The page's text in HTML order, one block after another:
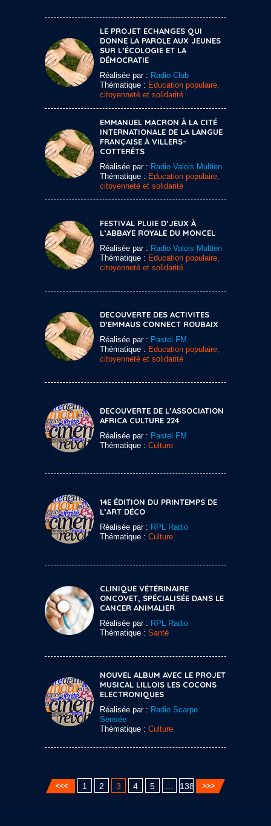
LE PROJET ECHANGES QUI
DONNE LA PAROLE AUX JEUNES
SUR L’ÉCOLOGIE ET LA
DÉMOCRATIE
Réalisée par : Radio Club
Thématique : Education populaire,
citoyenneté et solidarité
EMMANUEL MACRON À LA CITÉ
INTERNATIONALE DE LA LANGUE
FRANÇAISE À VILLERS-
COTTERÊTS
Réalisée par : Radio Valois Multien
Thématique : Education populaire,
citoyenneté et solidarité
FESTIVAL PLUIE D’JEUX À
L’ABBAYE ROYALE DU MONCEL
Réalisée par : Radio Valois Multien
Thématique : Education populaire,
citoyenneté et solidarité
DECOUVERTE DES ACTIVITES
D’EMMAUS CONNECT ROUBAIX
Réalisée par : Pastel FM
Thématique : Education populaire,
citoyenneté et solidarité
DECOUVERTE DE L’ASSOCIATION
AFRICA CULTURE 224
Réalisée par : Pastel FM
Thématique : Culture
14E ÉDITION DU PRINTEMPS DE
L’ART DÉCO
Réalisée par : RPL Radio
Thématique : Culture
CLINIQUE VÉTÉRINAIRE
ONCOVET, SPÉCIALISÉE DANS LE
CANCER ANIMALIER
Réalisée par : RPL Radio
Thématique : Santé
NOUVEL ALBUM AVEC LE PROJET
MUSICAL LILLOIS LES COCONS
ELECTRONIQUES
Réalisée par : Radio Scarpe
Sensée
Thématique : Culture
1 2 3 4 5 138